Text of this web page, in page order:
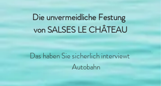
Die unvermeidliche Festung
von SALSES LE CHÂTEAU
​Das haben Sie sicherlich interviewt
Autobahn